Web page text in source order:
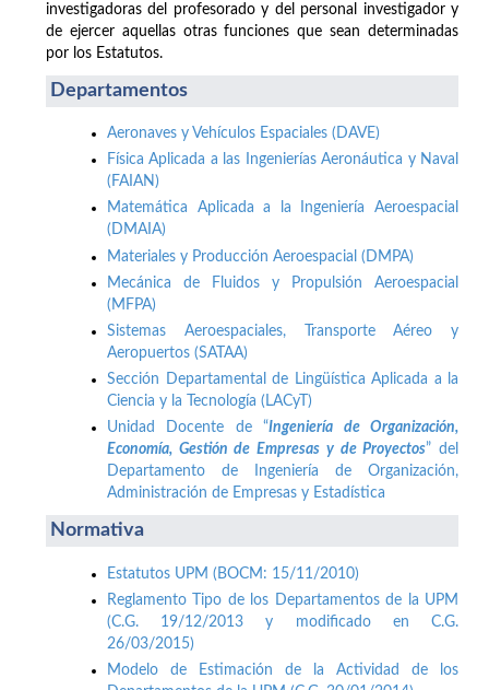
investigadoras del profesorado y del personal investigador y
de ejercer aquellas otras funciones que sean determinadas
por los Estatutos.
Departamentos
Aeronaves y Vehículos Espaciales (DAVE)
Física Aplicada a las Ingenierías Aeronáutica y Naval
(FAIAN)
Matemática Aplicada a la Ingeniería Aeroespacial
(DMAIA)
Materiales y Producción Aeroespacial (DMPA)
Mecánica de Fluidos y Propulsión Aeroespacial
(MFPA)
Sistemas Aeroespaciales, Transporte Aéreo y
Aeropuertos (SATAA)
Sección Departamental de Lingüística Aplicada a la
Ciencia y la Tecnología (LACyT)
Unidad Docente de “Ingeniería de Organización,
Economía, Gestión de Empresas y de Proyectos” del
Departamento de Ingeniería de Organización,
Administración de Empresas y Estadística
Normativa
Estatutos UPM (BOCM: 15/11/2010)
Reglamento Tipo de los Departamentos de la UPM
(C.G. 19/12/2013 y modificado en C.G.
26/03/2015)
Modelo de Estimación de la Actividad de los